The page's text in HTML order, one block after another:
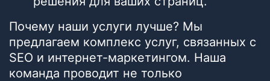
Почему наши услуги лучше? Мы
предлагаем комплекс услуг, связанных с
SEO и интернет-маркетингом. Наша
команда проводит не только